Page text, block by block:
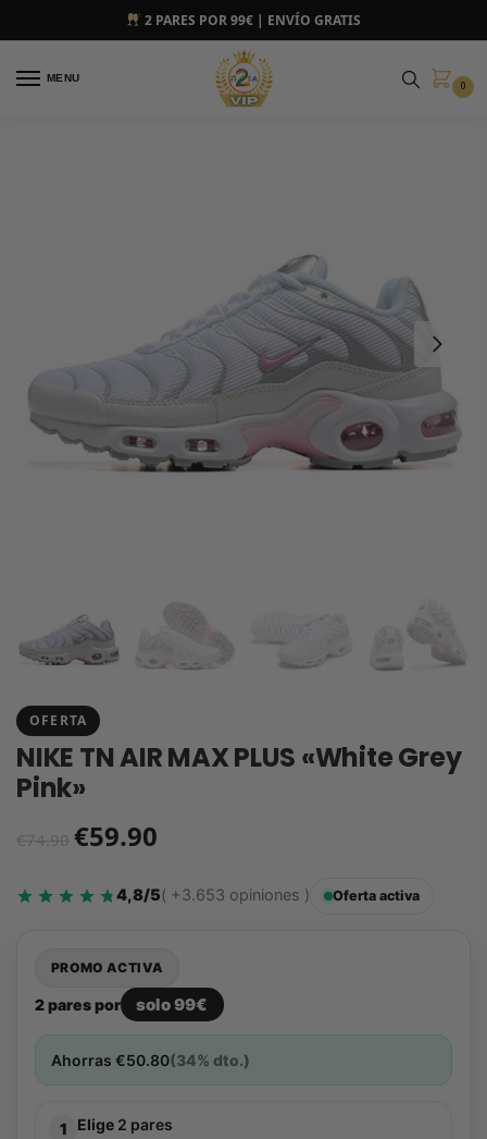
2 PARES POR 99€ | ENVÍO GRATIS
MENU
0
OFERTA
NIKE TN AIR MAX PLUS «White Grey
Pink»
€74.90 €59.90
4,8/5( +3.653 opiniones ) Oferta activa
PROMO ACTIVA
2 pares por solo 99€
Ahorras €50.80(34% dto.)
1 Elige 2 pares